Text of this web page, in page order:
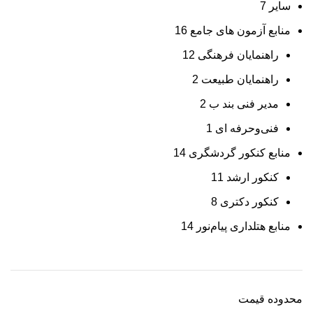
سایر 7
منابع آزمون های جامع 16
راهنمایان فرهنگی 12
راهنمایان طبیعت 2
مدیر فنی بند ب 2
فنی‌وحرفه‌ ای 1
منابع کنکور گردشگری 14
کنکور ارشد 11
کنکور دکتری 8
منابع هتلداری پیام‌نور 14
محدوده قیمت